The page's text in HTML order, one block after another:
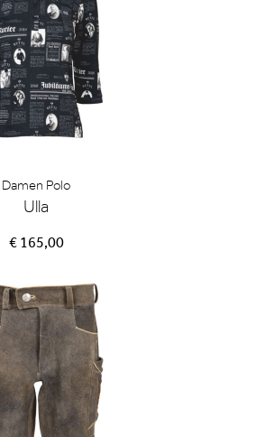
Damen Polo
Ulla
€ 165,00